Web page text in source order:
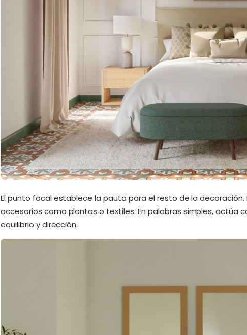
El punto focal establece la pauta para el resto de la decoración.
accesorios como plantas o textiles. En palabras simples, actúa
equilibrio y dirección.